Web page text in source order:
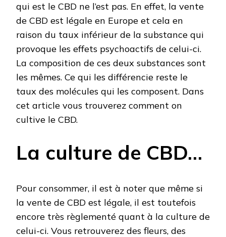
qui est le CBD ne l’est pas. En effet, la vente
de CBD est légale en Europe et cela en
raison du taux inférieur de la substance qui
provoque les effets psychoactifs de celui-ci.
La composition de ces deux substances sont
les mêmes. Ce qui les différencie reste le
taux des molécules qui les composent. Dans
cet article vous trouverez comment on
cultive le CBD.
La culture de CBD…
Pour consommer, il est à noter que même si
la vente de CBD est légale, il est toutefois
encore très règlementé quant à la culture de
celui-ci. Vous retrouverez des fleurs, des